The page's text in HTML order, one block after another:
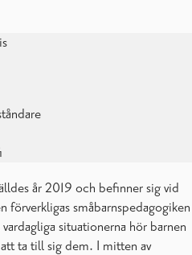
år 2019 och befinner sig vid
förverkligas småbarnspedagogiken
situationerna hör barnen
ta till sig dem. I mitten av